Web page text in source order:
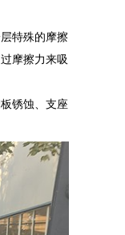
特殊的摩擦
摩擦力来吸
锈蚀、支座